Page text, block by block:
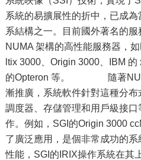
系統的易擴展性的折中，已成
系結構之一。目前國外著名的
NUMA 架構的高性能服務器，
ltix 3000、Origin 3000、IBM
的Opteron 等。 隨著
漸推廣，系統軟件針對這種分
調度器、存儲管理和用戶級接
作。例如，SGI的Origin 3000
了廣泛應用，是個非常成功的
性能，SGI的IRIX操作系統在其